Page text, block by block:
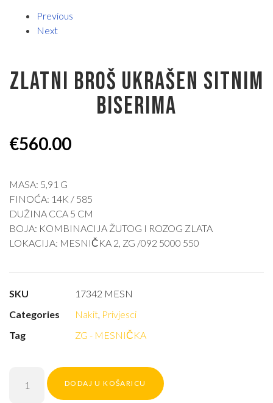
Previous
Next
ZLATNI BROŠ UKRAŠEN SITNIM
BISERIMA
€560.00
MASA: 5,91 G
FINOĆA: 14K / 585
DUŽINA CCA 5 CM
BOJA: KOMBINACIJA ŽUTOG I ROZOG ZLATA
LOKACIJA: MESNIČKA 2, ZG /092 5000 550
SKU
17342 MESN
Categories
Nakit, Privjesci
Tag
ZG - MESNIČKA
DODAJ U KOŠARICU